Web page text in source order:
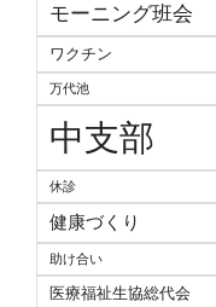
モーニング班会
ワクチン
万代池
中支部
休診
健康づくり
助け合い
医療福祉生協総代会